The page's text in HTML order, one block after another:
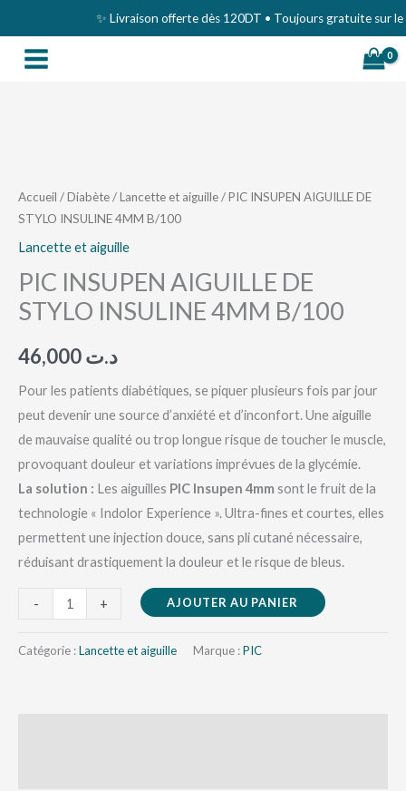
au
contenu
✨ Livraison offerte dès 120DT • Toujours gratuite sur le
Accueil /Diabète/Lancette et aiguille/ PIC INSUPEN AIGUILLE DE
STYLO INSULINE 4MM B/100
Lancette et aiguille
PIC INSUPEN AIGUILLE DE
STYLO INSULINE 4MM B/100
د.ت
Pour les patients diabétiques, se piquer plusieurs fois par jour
peut devenir une source d’anxiété et d’inconfort. Une aiguille
de mauvaise qualité ou trop longue risque de toucher le muscle,
provoquant douleur et variations imprévues de la glycémie.
La solution : Les aiguilles PIC Insupen 4mm sont le fruit de la
technologie « Indolor Experience ». Ultra-fines et courtes, elles
permettent une injection douce, sans pli cutané nécessaire,
réduisant drastiquement la douleur et le risque de bleus.
-
PIC
INSUPEN
AIGUILLE
STYLO
INSULINE
B/100
+ AJOUTER AU PANIER
Catégorie :Lancette et aiguille Marque :PIC